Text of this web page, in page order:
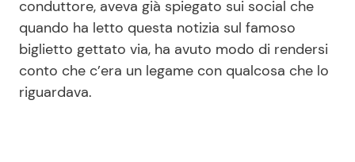
Salute
Viaggi e Turismo
Festività
Ricette Facili e Veloci
Ricette Feste
conduttore, aveva già spiegato sui social che
quando ha letto questa notizia sul famoso
biglietto gettato via, ha avuto modo di rendersi
conto che c’era un legame con qualcosa che lo
riguardava.